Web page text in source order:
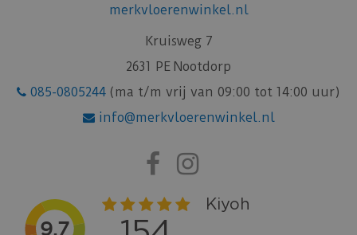
merkvloerenwinkel.nl
Kruisweg 7
2631 PE Nootdorp
085-0805244 (ma t/m vrij van 09:00 tot 14:00 uur)
info@merkvloerenwinkel.nl